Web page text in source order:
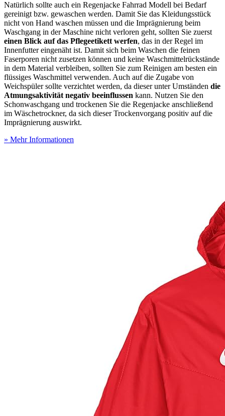
Natürlich sollte auch ein Regenjacke Fahrrad Modell bei Bedarf
gereinigt bzw. gewaschen werden. Damit Sie das Kleidungsstück
nicht von Hand waschen müssen und die Imprägnierung beim
Waschgang in der Maschine nicht verloren geht, sollten Sie zuerst
einen Blick auf das Pflegeetikett werfen, das in der Regel im
Innenfutter eingenäht ist. Damit sich beim Waschen die feinen
Faserporen nicht zusetzen können und keine Waschmittelrückstände
in dem Material verbleiben, sollten Sie zum Reinigen am besten ein
flüssiges Waschmittel verwenden. Auch auf die Zugabe von
Weichspüler sollte verzichtet werden, da dieser unter Umständen die
Atmungsaktivität negativ beeinflussen kann. Nutzen Sie den
Schonwaschgang und trockenen Sie die Regenjacke anschließend
im Wäschetrockner, da sich dieser Trockenvorgang positiv auf die
Imprägnierung auswirkt.
» Mehr Informationen